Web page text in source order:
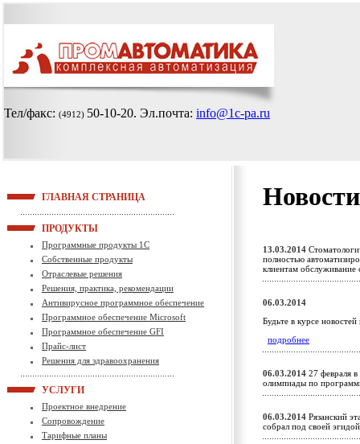
Тел/факс: (4912) 50-10-20. Эл.почта: info@1c-pa.ru
ГЛАВНАЯ СТРАНИЦА
ПРОДУКТЫ
Программные продукты 1С
Собственные продукты
Отраслевые решения
Решения, практика, рекомендации
Антивирусное программное обеспечение
Программное обеспечение Microsoft
Программное обеспечение GFI
Прайс-лист
Решения для здравоохранения
УСЛУГИ
Проектное внедрение
Сопровождение
Тарифные планы
13.03.2014
полностью
клиентам
06.03.2014
Будьте в курсе
подробнее
06.03.2014 27 февраля
олимпиады по
06.03.2014 Рязанский
собрал под своей